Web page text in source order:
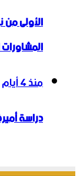
الأولى
منذ 4 أيام
دراسة